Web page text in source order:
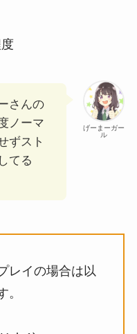
げーまーガー
ル
さんの
ノーマ
ずスト
てる
レイの場合は以
。